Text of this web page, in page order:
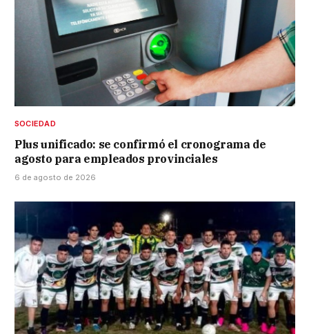
SOCIEDAD
Plus unificado: se confirmó el cronograma de
agosto para empleados provinciales
6 de agosto de 2026